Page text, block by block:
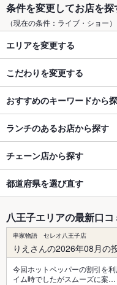
条件を変更してお店を探
（現在の条件：ライブ・ショー）
エリアを変更する
こだわりを変更する
おすすめのキーワードから
ランチのあるお店から探す
チェーン店から探す
都道府県を選び直す
八王子エリアの最新口コ
串家物語 セレオ八王子店
りえさんの2026年08月の
今回ホットペッパーの割引を
イム時でしたがスムーズに案…